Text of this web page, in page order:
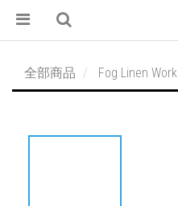
全部商品 Fog Linen Work